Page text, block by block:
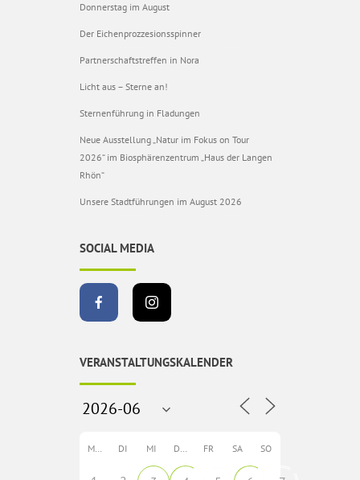
Donnerstag im August
Der Eichenprozzesionsspinner
Partnerschaftstreffen in Nora
Licht aus – Sterne an!
Sternenführung in Fladungen
Neue Ausstellung „Natur im Fokus on Tour
2026“ im Biosphärenzentrum „Haus der Langen
Rhön“
Unsere Stadtführungen im August 2026
SOCIAL MEDIA
VERANSTALTUNGSKALENDER
MO DI MI DO FR SA SO